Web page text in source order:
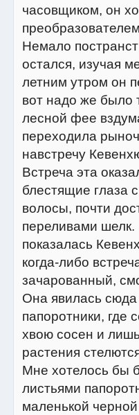
часовщиком, он
Немало
остался, изучая
летним утром он
вот надо же было
лесной фее
переходила
навстречу
Встреча эта
блестящие глаза
волосы, почти
переливами шелк.
показалась
когда-либо
зачарованный,
Она явилась сюда
папоротники, где
хвою сосен и
растения
Мне хотелось бы
листьями
маленькой